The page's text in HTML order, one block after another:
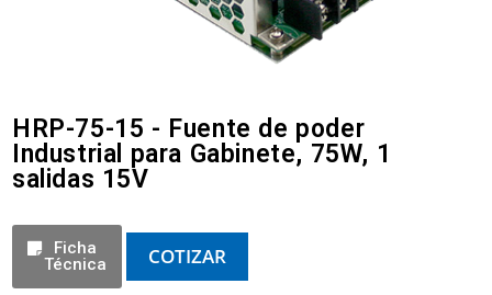
HRP-75-15 - Fuente de poder
Industrial para Gabinete, 75W, 1
salidas 15V
Ficha
Técnica
COTIZAR